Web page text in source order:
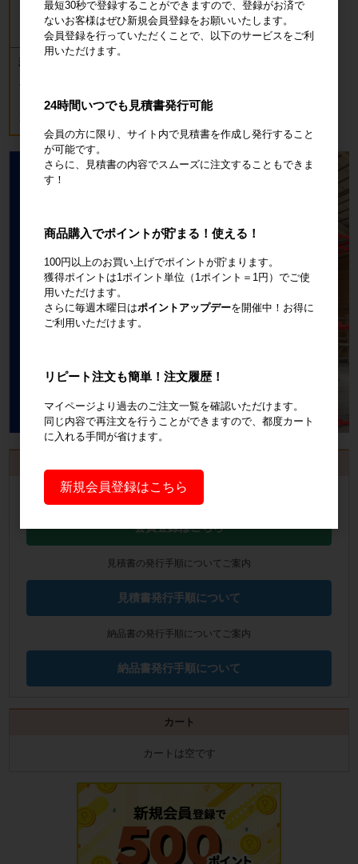
新品 カゴ台車 ロールボックスパレッ
ブルー
18,700円
会員登録するといつでも発行可能！
会員登録はこちら
見積書の発行手順についてご案内
見積書発行手順について
納品書の発行手順についてご案内
納品書発行手順について
カート
カートは空です
最短30秒で登録することができますので、登録がお済で
ないお客様はぜひ新規会員登録をお願いいたします。
会員登録を行っていただくことで、以下のサービスをご利
用いただけます。
24時間いつでも見積書発行可能
会員の方に限り、サイト内で見積書を作成し発行すること
が可能です。
さらに、見積書の内容でスムーズに注文することもできま
す！
商品購入でポイントが貯まる！使える！
100円以上のお買い上げでポイントが貯まります。
獲得ポイントは1ポイント単位（1ポイント＝1円）でご使
用いただけます。
さらに毎週木曜日はポイントアップデーを開催中！お得に
ご利用いただけます。
リピート注文も簡単！注文履歴！
マイページより過去のご注文一覧を確認いただけます。
同じ内容で再注文を行うことができますので、都度カート
に入れる手間が省けます。
新規会員登録はこちら